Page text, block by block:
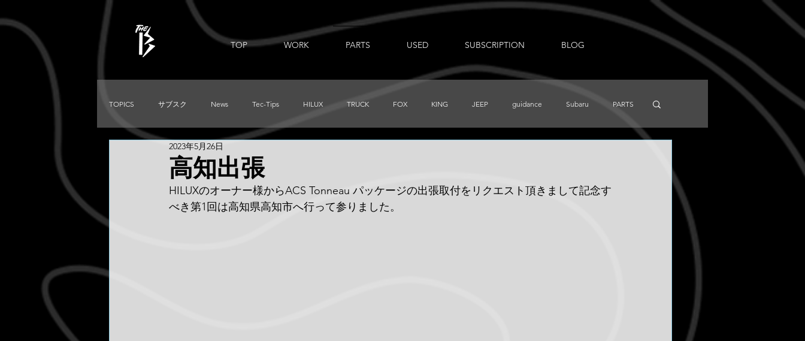
TOP WORK PARTS USED SUBSCRIPTION BLOG
TOPICS サブスク News Tec-Tips HILUX TRUCK FOX KING JEEP guidance Subaru PARTS
Used DIRTKING
LC250 TACOMA PRERUNNER
高知出張
2023年5月26日
HILUXのオーナー様からACS Tonneau パッケージの出張取付をリクエスト頂きまして記念す
べき第1回は高知県高知市へ行って参りました。